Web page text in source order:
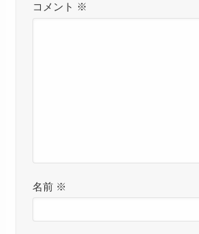
コメント ※
名前 ※